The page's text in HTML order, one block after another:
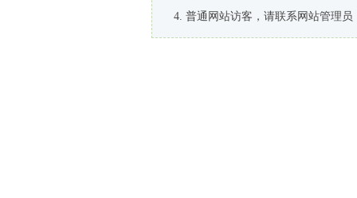
普通网站访客，请联系网站管理员